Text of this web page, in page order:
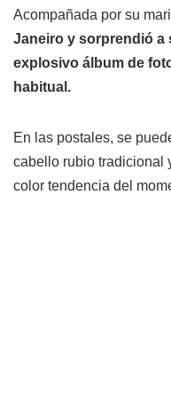
Acompañada por su
Janeiro y sorprendió a
explosivo álbum de
habitual.
En las postales, se
cabello rubio tradicional
color tendencia del